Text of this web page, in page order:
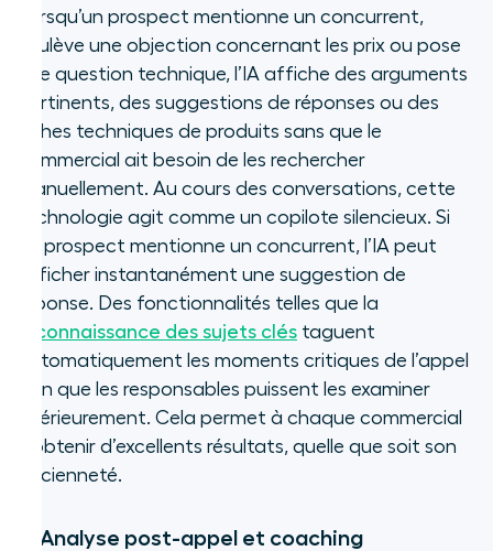
Lorsqu’un prospect mentionne un concurrent,
soulève une objection concernant les prix ou pose
une question technique, l’IA affiche des arguments
pertinents, des suggestions de réponses ou des
fiches techniques de produits sans que le
commercial ait besoin de les rechercher
manuellement. Au cours des conversations, cette
technologie agit comme un copilote silencieux. Si
un prospect mentionne un concurrent, l’IA peut
afficher instantanément une suggestion de
réponse. Des fonctionnalités telles que la
reconnaissance des sujets clés taguent
automatiquement les moments critiques de l’appel
afin que les responsables puissent les examiner
ultérieurement. Cela permet à chaque commercial
d'obtenir d’excellents résultats, quelle que soit son
ancienneté.
3. Analyse post-appel et coaching